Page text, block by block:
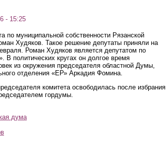
- 15:25
по муниципальной собственности Рязанской
Худяков. Такое решение депутаты приняли на
Роман Худяков является депутатом по
В политических кругах он долгое время
из окружения председателя областной Думы,
отделения «ЕР» Аркадия Фомина.
комитета освободилась после избрания
гордумы.
дума